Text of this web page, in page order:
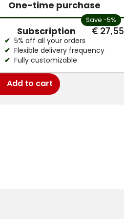
One-time purchase
Save -5%
Subscription € 27,55
5% off all your orders
Flexible delivery frequency
Fully customizable
Add to cart